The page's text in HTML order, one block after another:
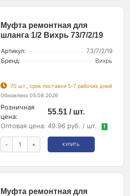
Муфта ремонтная для
шланга 1/2 Вихрь 73/7/2/19
Артикул:
73/7/2/19
Бренд:
Вихрь
70 шт., срок поставки 5-7 рабочих дней
Обновлено 05.08.2026
Розничная
цена:
55.51 / шт.
Оптовая цена: 49.96 руб. / шт. !
- + КУПИТЬ
Муфта ремонтная для